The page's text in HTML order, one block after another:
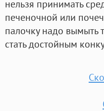
нельзя принимать
печеночной или
палочку надо вымыть
стать достойным